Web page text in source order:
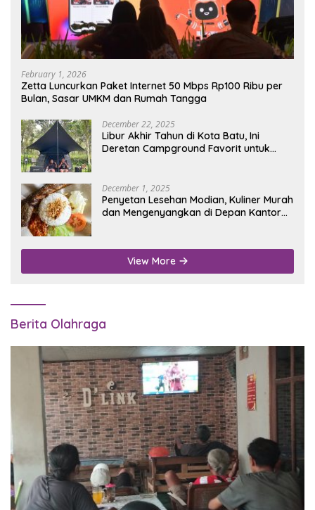
February 1, 2026
Zetta Luncurkan Paket Internet 50 Mbps Rp100 Ribu per
Bulan, Sasar UMKM dan Rumah Tangga
December 22, 2025
Libur Akhir Tahun di Kota Batu, Ini
Deretan Campground Favorit untuk
December 1, 2025
Penyetan Lesehan Modian, Kuliner Murah
dan Mengenyangkan di Depan Kantor
View More
Berita Olahraga